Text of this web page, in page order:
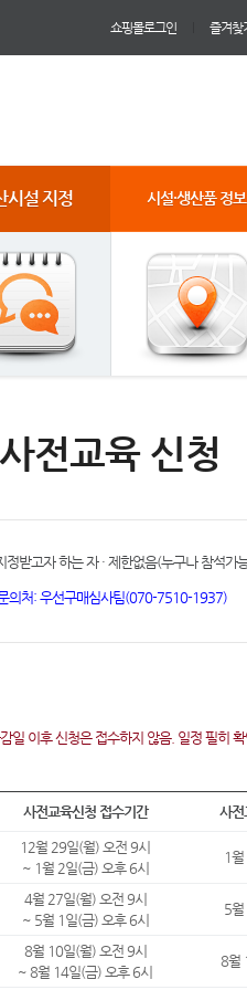
쇼핑몰로그인 즐겨찾
시설 지정 시설·생산품 정보
전교육 신청
정받고자 하는 자 · 제한없음(누구나 참석가
의처: 우선구매심사팀(070-7510-1937)
일 이후 신청은 접수하지 않음. 일정 필히
사전교육신청 접수기간 사전
12월 29일(월) 오전 9시
~ 1월 2일(금) 오후 6시
1
4월 27일(월) 오전 9시
~ 5월 1일(금) 오후 6시
5월
8월 10일(월) 오전 9시
~ 8월 14일(금) 오후 6시
8월